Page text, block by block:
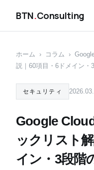
BTN.Consulting
ホーム › コラム ›
説｜60項目・6ドメイン・
セキュリティ
Google
ックリスト
イン・3段階